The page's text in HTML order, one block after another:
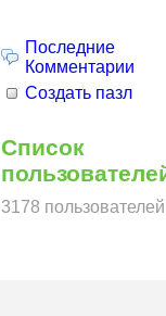
Последние
Комментарии
Создать пазл
Список
3178 пользователей